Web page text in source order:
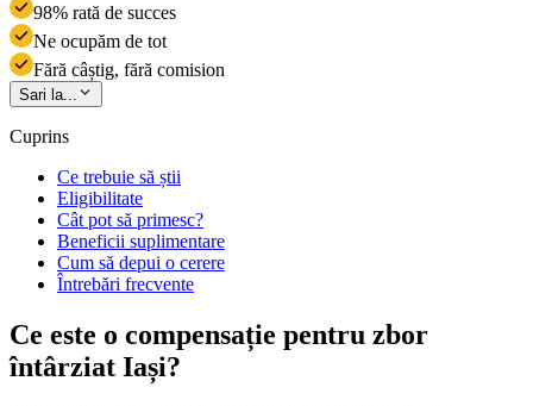
98% rată de succes
Ne ocupăm de tot
Fără câștig, fără comision
Sari la...
Cuprins
Ce trebuie să știi
Eligibilitate
Cât pot să primesc?
Beneficii suplimentare
Cum să depui o cerere
Întrebări frecvente
Ce este o compensație pentru zbor
întârziat Iași?